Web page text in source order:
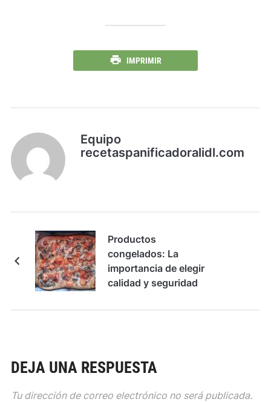
IMPRIMIR
Equipo
recetaspanificadoralidl.com
Productos
congelados: La
importancia de elegir
calidad y seguridad
DEJA UNA RESPUESTA
Tu dirección de correo electrónico no será publicada.